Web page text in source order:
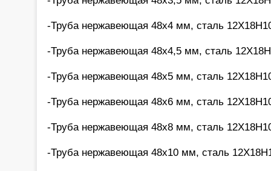
-Труба нержавеющая 48х4 мм, сталь
-Труба нержавеющая 48х4,5 мм, сталь
-Труба нержавеющая 48х5 мм, сталь
-Труба нержавеющая 48х6 мм, сталь
-Труба нержавеющая 48х8 мм, сталь
-Труба нержавеющая 48х10 мм, сталь